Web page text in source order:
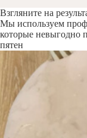
Взгляните на
Мы используем
которые невыгодно
пятен